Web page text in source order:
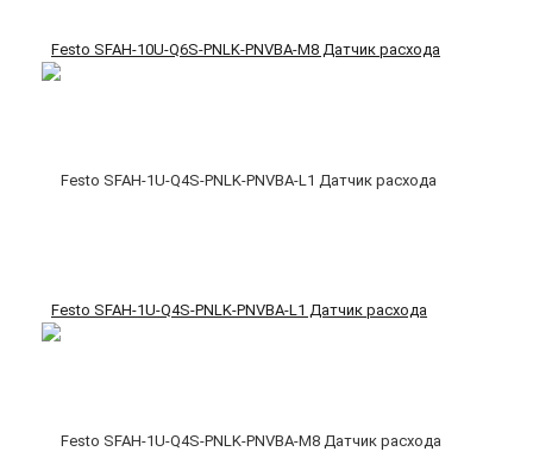
Festo SFAH-10U-Q6S-PNLK-PNVBA-M8 Датчик расхода
Festo SFAH-1U-Q4S-PNLK-PNVBA-L1 Датчик расхода